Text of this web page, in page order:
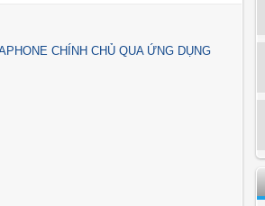
CHÍNH CHỦ QUA ỨNG DỤNG